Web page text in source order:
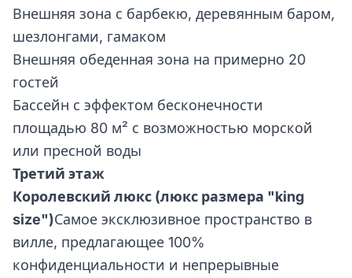
Внешняя зона с барбекю, деревянным баром,
шезлонгами, гамаком
Внешняя обеденная зона на примерно 20
гостей
Бассейн с эффектом бесконечности
площадью 80 м² с возможностью морской
или пресной воды
Третий этаж
Королевский люкс (люкс размера "king
size")Самое эксклюзивное пространство в
вилле, предлагающее 100%
конфиденциальности и непрерывные